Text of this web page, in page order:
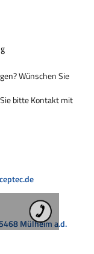
Wünschen Sie
bitte Kontakt mit
Mülheim a.d.